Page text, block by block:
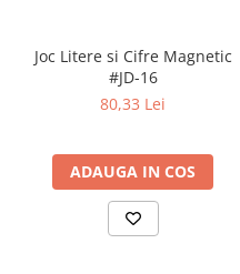
Coperti, Mape, Etichete
Ghiozdane si Penare scolare
Instrumente de scris
Seturi scolare
Consumabile & Accesorii
Joc Litere si Cifre Magnetic
#JD-16
80,33 Lei
ADAUGA IN COS